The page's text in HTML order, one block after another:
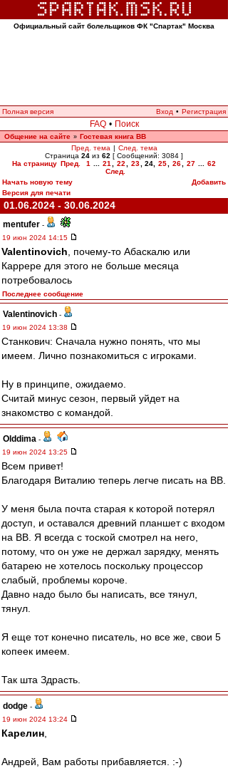
Официальный сайт болельщиков ФК "Спартак" Москва
Полная версия Вход • Регистрация
FAQ • Поиск
Общение на сайте » Гостевая книга ВВ
Пред. тема | След. тема
Страница 24 из 62 [ Сообщений: 3084 ]
На страницу Пред. 1 21 22 23 24 25 26 27
62
След.
Начать новую тему
Добавить
Версия для печати
01.06.2024 - 30.06.2024
mentufer -
19 июн 2024 14:15
Valentinovich , почему-то Абаскалю или
Каррере для этого не больше месяца
потребовалось
Последнее сообщение
Valentinovich -
19 июн 2024 13:38
Станкович: Сначала нужно понять, что мы
имеем. Лично познакомиться с игроками.
Ну в принципе, ожидаемо.
Считай минус сезон, первый уйдет на
знакомство с командой.
Olddima -
19 июн 2024 13:25
Всем привет!
Благодаря Виталию теперь легче писать на ВВ.
У меня была почта старая к которой потерял
доступ, и оставался древний планшет с входом
на ВВ. Я всегда с тоской смотрел на него,
потому, что он уже не держал зарядку, менять
батарею не хотелось поскольку процессор
слабый, проблемы короче.
Давно надо было бы написать, все тянул,
тянул.
Я еще тот конечно писатель, но все же, свои 5
копеек имеем.
Так шта Здрасть.
dodge -
19 июн 2024 13:24
Карелин
Андрей, Вам работы прибавляется. :-)